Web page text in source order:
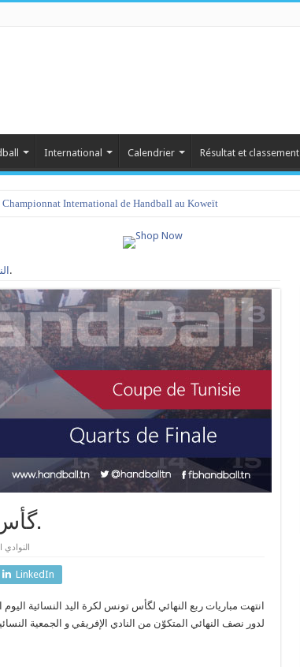
International Calendrier Résultat et classement
International de Handball au Koweït
گأس تونس:مربّع نصف النهائي.
گأس تونس:مربّع نصف النهائي.
النوادي
LinkedIn
لدور نصف النهائي المتكوّن من النادي الإفريقي و الجمعية